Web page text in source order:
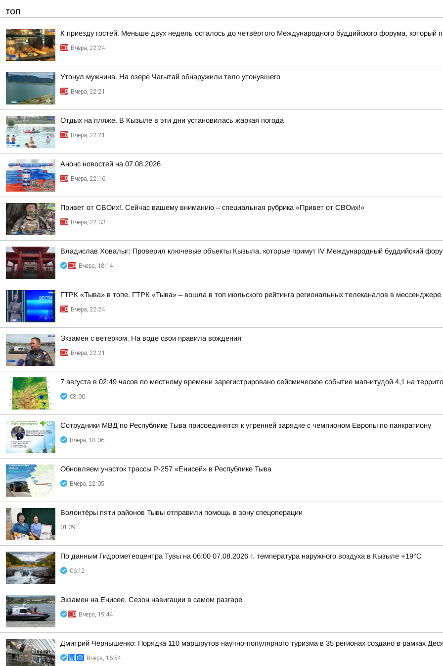
ТОП
К приезду гостей. Меньше двух недель осталось до четвёртого Международного буддийского форума, который
Вчера, 22:24
Утонул мужчина. На озере Чагытай обнаружили тело утонувшего
Вчера, 22:21
Отдых на пляже. В Кызыле в эти дни установилась жаркая погода
Вчера, 22:21
Анонс новостей на 07.08.2026
Вчера, 22:16
Привет от СВОих!. Сейчас вашему вниманию – специальная рубрика «Привет от СВОих!»
Вчера, 22:33
Владислав Ховалыг: Проверил ключевые объекты Кызыла, которые примут IV Международный буддийский
Вчера, 18:14
ГТРК «Тыва» в топе. ГТРК «Тыва» – вошла в топ июльского рейтинга региональных телеканалов в мессенджере
Вчера, 22:24
Экзамен с ветерком. На воде свои правила вождения
Вчера, 22:21
7 августа в 02:49 часов по местному времени зарегистрировано сейсмическое событие магнитудой 4,1 на
08:00
Сотрудники МВД по Республике Тыва присоединятся к утренней зарядке с чемпионом Европы по панкратиону
Вчера, 18:06
Обновляем участок трассы Р-257 «Енисей» в Республике Тыва
Вчера, 22:05
Волонтёры пяти районов Тывы отправили помощь в зону спецоперации
01:39
По данным Гидрометеоцентра Тувы на 06:00 07.08.2026 г. температура наружного воздуха в Кызыле +19°С
06:12
Экзамен на Енисее. Сезон навигации в самом разгаре
Вчера, 19:44
Дмитрий Чернышенко: Порядка 110 маршрутов научно-популярного туризма в 35 регионах создано в рамках
Вчера, 16:54